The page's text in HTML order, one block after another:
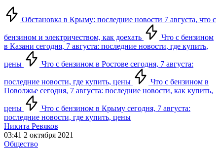
Обстановка в Крыму: последние новости 7 августа, что с
бензином и электричеством, как доехать
Что с бензином
в Казани сегодня, 7 августа: последние новости, где купить,
цены Что с бензином в Ростове сегодня, 7 августа:
последние новости, где купить, цены
Что с бензином в
Поволжье сегодня, 7 августа: последние новости, как купить,
цены
Что с бензином в Крыму сегодня, 7 августа:
последние новости, где купить, цены
Никита Ревяков
03:41 2 октября 2021
Общество